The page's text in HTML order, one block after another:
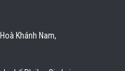
Khánh Nam,